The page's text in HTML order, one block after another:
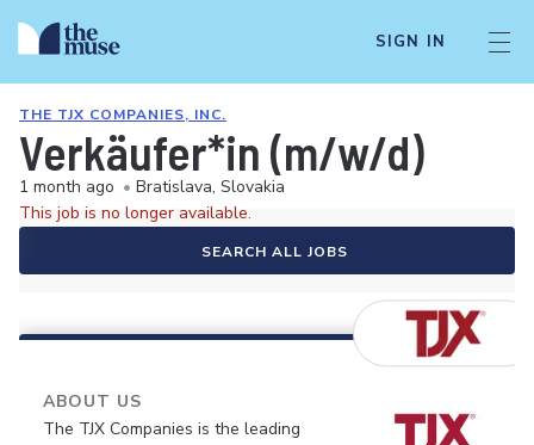
SIGN IN
THE TJX COMPANIES, INC.
Verkäufer*in (m/w/d)
1 month ago • Bratislava, Slovakia
This job is no longer available.
SEARCH ALL JOBS
ABOUT US
The TJX Companies is the leading